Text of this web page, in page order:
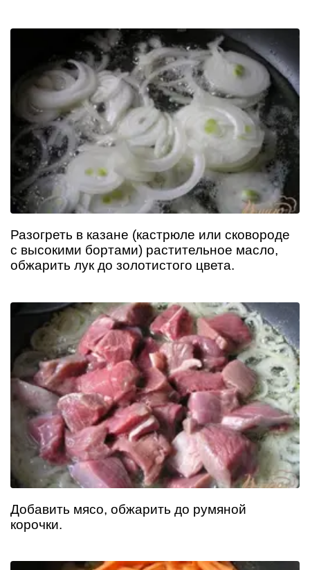
Разогреть в казане (кастрюле или сковороде
с высокими бортами) растительное масло,
обжарить лук до золотистого цвета.
Добавить мясо, обжарить до румяной
корочки.